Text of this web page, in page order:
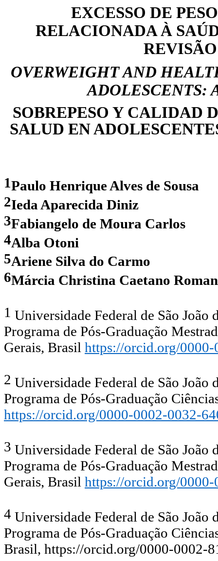
EXCESSO DE
RELACIONADA À
OVERWEIGHT AND
ADOLESCENTS:
SOBREPESO Y CALIDAD
SALUD EN
1Paulo Henrique Alves de Sousa
2Ieda Aparecida Diniz
3Fabiangelo de Moura Carlos
4Alba Otoni
5Ariene Silva do Carmo
6Márcia Christina Caetano
1 Universidade Federal de São
Programa de Pós-Graduação
Gerais, Brasil https://orcid.org/
2 Universidade Federal de São
Programa de Pós-Graduação
https://orcid.org/0000-0002-0032-
3 Universidade Federal de São
Programa de Pós-Graduação
Gerais, Brasil https://orcid.org/
4 Universidade Federal de São
Programa de Pós-Graduação
Brasil, https://orcid.org/0000-0002-